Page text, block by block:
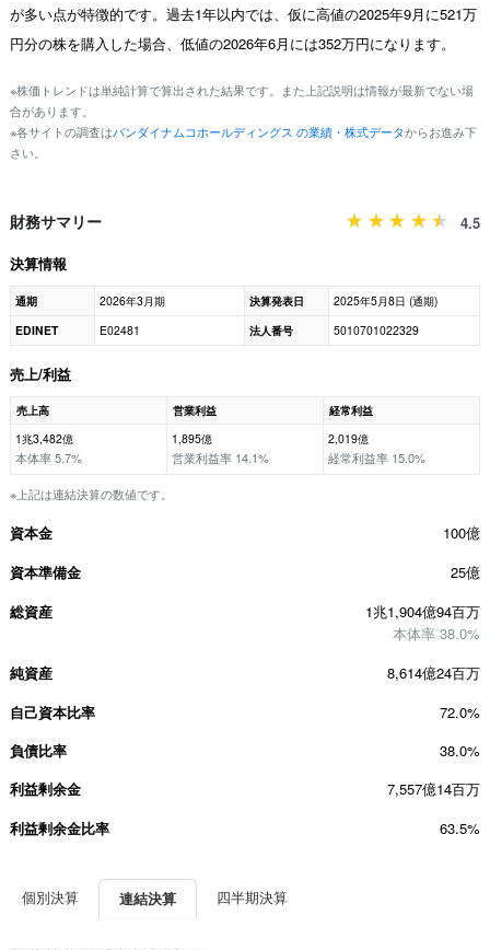
が多い点が特徴的です。過去1年以内では、仮に高値の2025年9月に521万
円分の株を購入した場合、低値の2026年6月には352万円になります。
※株価トレンドは単純計算で算出された結果です。また上記説明は情報が最新でない場
合があります。
※各サイトの調査はバンダイナムコホールディングス の業績・株式データからお進み下
さい。
財務サマリー
4.5
決算情報
通期 2026年3月期 決算発表日
2025年5月8日 (通期)
EDINET
E02481 法人番号 5010701022329
売上/利益
売上高 営業利益
経常利益
1兆3,482億
本体率 5.7%
1,895億
営業利益率 14.1%
2,019億
経常利益率 15.0%
※上記は連結決算の数値です。
資本金
100億
資本準備金
25億
総資産
1兆1,904億94百万
本体率 38.0%
純資産
8,614億24百万
自己資本比率
72.0%
負債比率
38.0%
利益剰余金
7,557億14百万
利益剰余金比率
63.5%
個別決算 連結決算 四半期決算